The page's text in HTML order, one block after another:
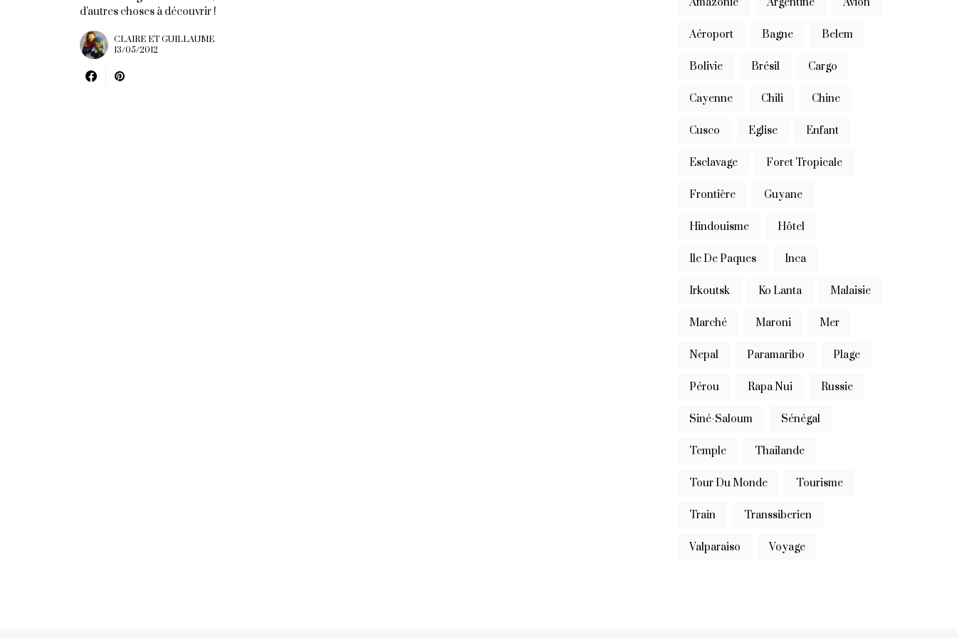
d'autres choses à découvrir !
CLAIRE ET GUILLAUME
13/05/2012
Aéroport Bagne Belem
Bolivie Brésil Cargo
Cayenne Chili Chine
Cusco Eglise Enfant
Esclavage Foret Tropicale
Frontière Guyane
Hindouisme Hôtel
Ile De Paques Inca
Irkoutsk Ko Lanta Malaisie
Marché Maroni Mer
Nepal Paramaribo Plage
Pérou Rapa Nui Russie
Siné-Saloum Sénégal
Temple Thailande
Tour Du Monde Tourisme
Train Transsiberien
Valparaiso Voyage